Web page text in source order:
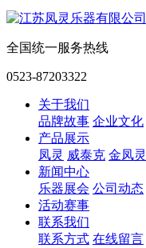
全国统一服务热线
0523-87203322
关于我们
品牌故事 企业文化
产品展示
凤灵 威泰克 金凤灵
新闻中心
乐器展会 公司动态
活动赛事
联系我们
联系方式 在线留言